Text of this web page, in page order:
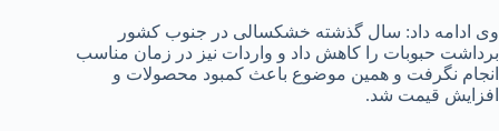
وی ادامه داد: سال گذشته خشکسالی در جنوب کشور
برداشت حبوبات را کاهش داد و واردات نیز در زمان مناسب
انجام نگرفت و همین موضوع باعث کمبود محصولات و
افزایش قیمت شد.